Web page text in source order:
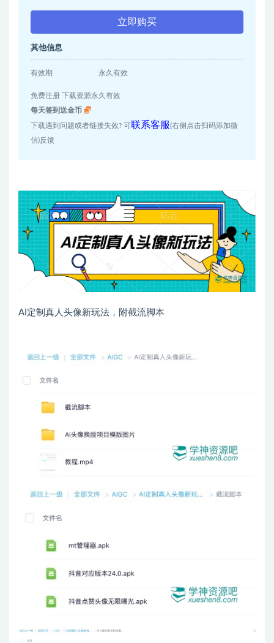
立即购买
其他信息
有效期 永久有效
免费注册 下载资源永久有效
每天签到送金币
下载遇到问题或者链接失效? 可联系客服(右侧点击扫码添加微
信)反馈
AI定制真人头像新玩法，附截流脚本